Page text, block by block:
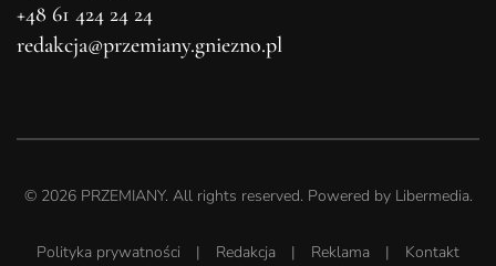
+48 61 424 24 24
redakcja@przemiany.gniezno.pl
© 2026PRZEMIANY. All rights reserved. Powered by Libermedia.
Polityka prywatności | Redakcja | Reklama | Kontakt